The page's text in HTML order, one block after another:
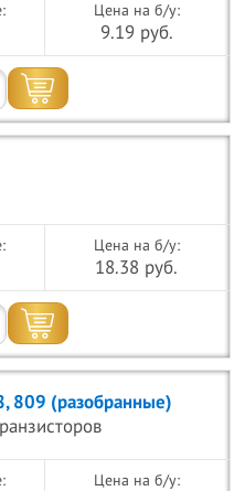
Цена на б/у:
9.19 руб.
Цена на б/у:
18.38 руб.
809 (разобранные)
Цена на б/у: